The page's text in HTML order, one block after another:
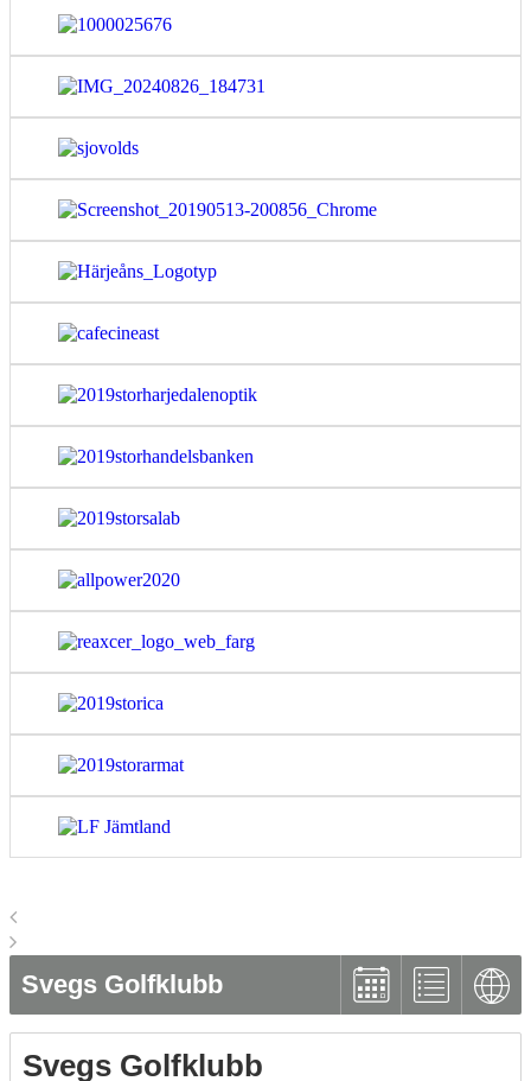
Svegs Golfklubb
Svegs Golfklubb